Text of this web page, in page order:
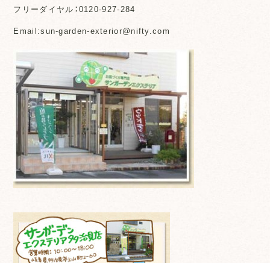
フリーダイヤル：0120-927-284
Email:sun-garden-exterior@nifty.com